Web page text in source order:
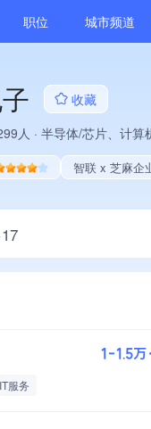
职位 城市频道
收藏
人 · 半导体/芯片、计算
智联 x 芝麻企
1-1.5万
服务